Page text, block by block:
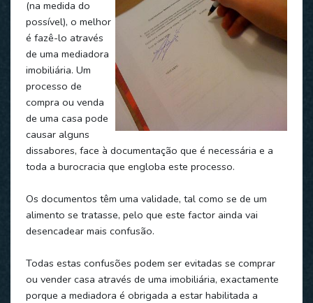
(na medida do
possível), o melhor
é fazê-lo através
de uma mediadora
imobiliária. Um
processo de
compra ou venda
de uma casa pode
causar alguns
dissabores, face à documentação que é necessária e a
toda a burocracia que engloba este processo.
Os documentos têm uma validade, tal como se de um
alimento se tratasse, pelo que este factor ainda vai
desencadear mais confusão.
Todas estas confusões podem ser evitadas se comprar
ou vender casa através de uma imobiliária, exactamente
porque a mediadora é obrigada a estar habilitada a